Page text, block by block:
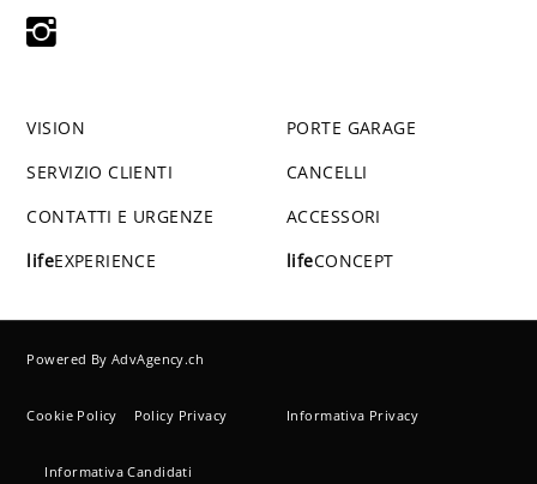
VISION
SERVIZIO CLIENTI
CONTATTI E URGENZE
lifeEXPERIENCE
PORTE GARAGE
CANCELLI
ACCESSORI
lifeCONCEPT
Powered ByAdvAgency.ch
Cookie Policy Policy Privacy Informativa Privacy
Informativa Candidati